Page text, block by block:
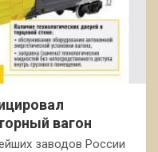
вагон
заводов России